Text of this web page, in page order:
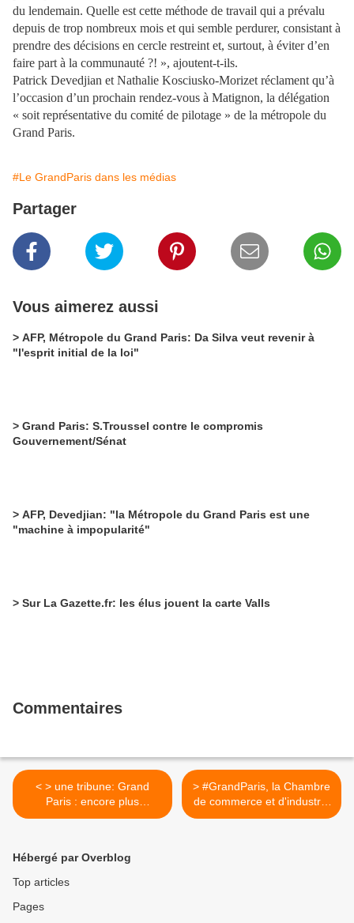
du lendemain. Quelle est cette méthode de travail qui a prévalu
depuis de trop nombreux mois et qui semble perdurer, consistant à
prendre des décisions en cercle restreint et, surtout, à éviter d’en
faire part à la communauté ?! », ajoutent-t-ils.
Patrick Devedjian et Nathalie Kosciusko-Morizet réclament qu’à
l’occasion d’un prochain rendez-vous à Matignon, la délégation
« soit représentative du comité de pilotage » de la métropole du
Grand Paris.
#Le GrandParis dans les médias
Partager
Vous aimerez aussi
> AFP, Métropole du Grand Paris: Da Silva veut revenir à
"l'esprit initial de la loi"
> Grand Paris: S.Troussel contre le compromis
Gouvernement/Sénat
> AFP, Devedjian: "la Métropole du Grand Paris est une
"machine à impopularité"
> Sur La Gazette.fr: les élus jouent la carte Valls
Commentaires
< > une tribune: Grand
Paris : encore plus
d’inégalités sans métropole
> #GrandParis, la Chambre
de commerce et d'industrie
>
Hébergé par Overblog
Top articles
Pages